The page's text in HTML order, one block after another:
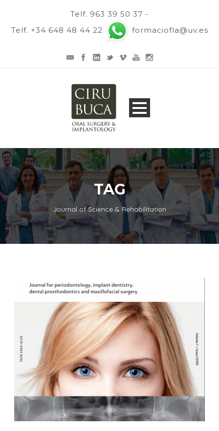
Telf. 963 39 50 37 -
Telf. +34 648 48 44 22
formaciofla@uv.es
TAG
Journal of Science & Rehabilitation